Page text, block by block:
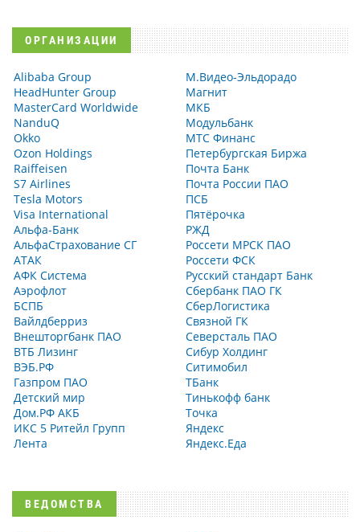
ОРГАНИЗАЦИИ
Alibaba Group
HeadHunter Group
MasterCard Worldwide
NanduQ
Okko
Ozon Holdings
Raiffeisen
S7 Airlines
Tesla Motors
Visa International
Альфа-Банк
АльфаСтрахование СГ
АТАК
АФК Система
Аэрофлот
БСПБ
Вайлдберриз
Внешторгбанк ПАО
ВТБ Лизинг
ВЭБ.РФ
Газпром ПАО
Детский мир
Дом.РФ АКБ
ИКС 5 Ритейл Групп
Лента
М.Видео-Эльдорадо
Магнит
МКБ
Модульбанк
МТС Финанс
Петербургская Биржа
Почта Банк
Почта России ПАО
ПСБ
Пятёрочка
РЖД
Россети МРСК ПАО
Россети ФСК
Русский стандарт Банк
Сбербанк ПАО ГК
СберЛогистика
Связной ГК
Северсталь ПАО
Сибур Холдинг
Ситимобил
ТБанк
Тинькофф банк
Точка
Яндекс
Яндекс.Еда
ВЕДОМСТВА